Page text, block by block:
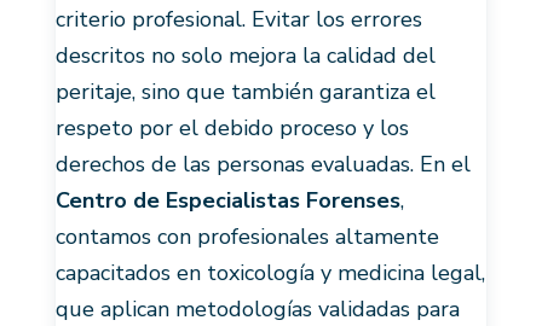
criterio profesional. Evitar los errores
descritos no solo mejora la calidad del
peritaje, sino que también garantiza el
respeto por el debido proceso y los
derechos de las personas evaluadas. En el
Centro de Especialistas Forenses,
contamos con profesionales altamente
capacitados en toxicología y medicina legal,
que aplican metodologías validadas para